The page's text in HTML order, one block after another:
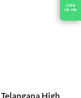
JOIN
US ON
High